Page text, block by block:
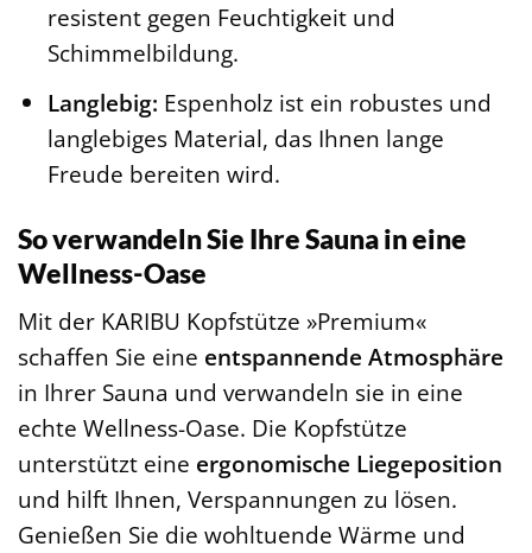
resistent gegen Feuchtigkeit und
Schimmelbildung.
Langlebig: Espenholz ist ein robustes und
langlebiges Material, das Ihnen lange
Freude bereiten wird.
So verwandeln Sie Ihre Sauna in eine
Wellness-Oase
Mit der KARIBU Kopfstütze »Premium«
schaffen Sie eine entspannende Atmosphäre
in Ihrer Sauna und verwandeln sie in eine
echte Wellness-Oase. Die Kopfstütze
unterstützt eine ergonomische Liegeposition
und hilft Ihnen, Verspannungen zu lösen.
Genießen Sie die wohltuende Wärme und